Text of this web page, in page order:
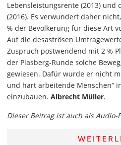
Lebensleistungsrente (2013) und
(2016). Es verwundert daher
% der Bevölkerung für diese Art
Auf die desaströsen
Zuspruch postwendend mit 2 %
der Plasberg-Runde solche
gewiesen. Dafür wurde er nicht
und hart arbeitende Menschen“
einzubauen. Albrecht Müller.
Dieser Beitrag ist auch als Audio-